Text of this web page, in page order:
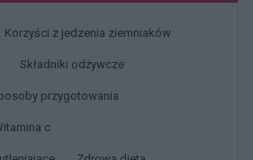
Korzyści z jedzenia ziemniaków
Składniki odżywcze
przygotowania
Witamina c